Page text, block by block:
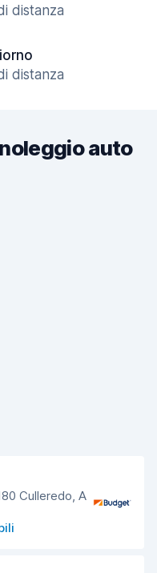
distanza
distanza
auto
Culleredo, A